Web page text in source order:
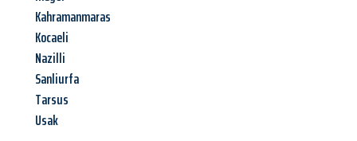
Kahramanmaras
Kocaeli
Nazilli
Sanliurfa
Tarsus
Usak